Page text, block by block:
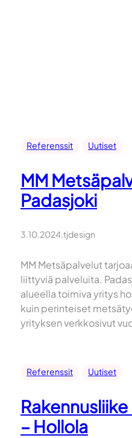
Referenssit Uutiset
MM
Padasjoki
3.10.2024.tjdesign
MM Metsäpalvelut
liittyviä palveluita.
alueella toimiva yritys
kuin perinteiset
yrityksen verkkosivut
Referenssit Uutiset
– Hollola